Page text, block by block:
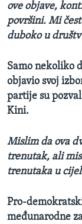
ove objave,
površini. Mi
duboko u
Samo nekoliko
objavio svoj
partije su
Kini.
Mislim da ova
trenutak, ali
trenutaka u
Pro-
međunarodne